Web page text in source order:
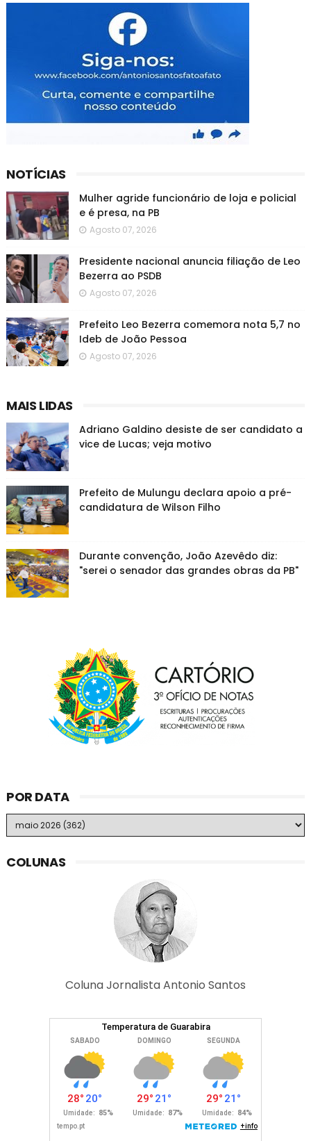
NOTÍCIAS
Mulher agride funcionário de loja e policial
e é presa, na PB
Agosto 07, 2026
Presidente nacional anuncia filiação de Leo
Bezerra ao PSDB
Agosto 07, 2026
Prefeito Leo Bezerra comemora nota 5,7 no
Ideb de João Pessoa
Agosto 07, 2026
MAIS LIDAS
Adriano Galdino desiste de ser candidato a
vice de Lucas; veja motivo
Prefeito de Mulungu declara apoio a pré-
candidatura de Wilson Filho
Durante convenção, João Azevêdo diz:
"serei o senador das grandes obras da PB"
POR DATA
COLUNAS
Coluna Jornalista Antonio Santos